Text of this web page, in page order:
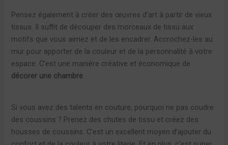
Pensez également à créer des œuvres d’art à partir de vieux
tissus. Il suffit de découper des morceaux de tissu aux
motifs que vous aimez et de les encadrer. Accrochez-les au
mur pour apporter de la couleur et de la personnalité à votre
espace. C’est une manière créative et économique de
décorer une chambre.
Si vous avez des talents en couture, pourquoi ne pas coudre
des coussins ? Prenez des chutes de tissu et créez des
housses de coussins. C’est un excellent moyen d’ajouter du